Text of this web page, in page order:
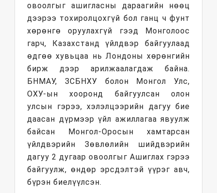
овоолгыг ашигласны дараагийн нөөц
дээрээ тохиролцохгүй бол ганц ч фунт
хөрөнгө оруулахгүй гээд Монголоос
гарч, Казахстанд үйлдвэр байгуулаад
өдгөө хувьцаа нь Лондоны хөрөнгийн
бирж дээр арилжаалагдаж байна.
БНМАУ, ЗСБНХУ болон Монгол Улс,
ОХУ-ын хооронд байгуулсан олон
улсын гэрээ, хэлэлцээрийн дагуу бие
даасан дүрмээр үйл ажиллагаа явуулж
байсан Монгол-Оросын хамтарсан
үйлдвэрийн Зөвлөлийн шийдвэрийн
дагуу 2 дугаар овоолгыг Ашиглах гэрээ
байгуулж, өндөр эрсдэлтэй үүрэг авч,
бүрэн биелүүлсэн.